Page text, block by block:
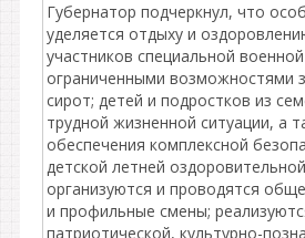
Губернатор подчеркнул, что
уделяется отдыху и
участников специальной
ограниченными возможностями
сирот; детей и подростков из
трудной жизненной ситуации, а
обеспечения комплексной
детской летней
организуются и проводятся
и профильные смены;
патриотической, культурно-